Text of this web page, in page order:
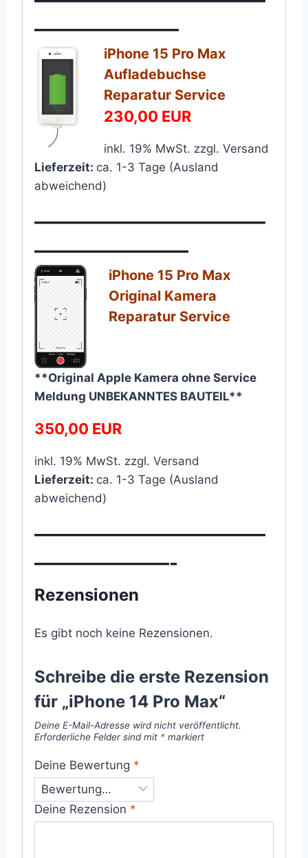
———————–
iPhone 15 Pro Max
Aufladebuchse
Reparatur Service
230,00 EUR
inkl. 19% MwSt. zzgl. Versand
Lieferzeit: ca. 1-3 Tage (Ausland
abweichend)
————————————
————————
iPhone 15 Pro Max
Original Kamera
Reparatur Service
**Original Apple Kamera ohne Service
Meldung UNBEKANNTES BAUTEIL**
350,00 EUR
inkl. 19% MwSt. zzgl. Versand
Lieferzeit: ca. 1-3 Tage (Ausland
abweichend)
————————————
———————-
Rezensionen
Es gibt noch keine Rezensionen.
Schreibe die erste Rezension
für „iPhone 14 Pro Max“
Deine E-Mail-Adresse wird nicht veröffentlicht.
Erforderliche Felder sind mit * markiert
Deine Bewertung *
Deine Rezension *